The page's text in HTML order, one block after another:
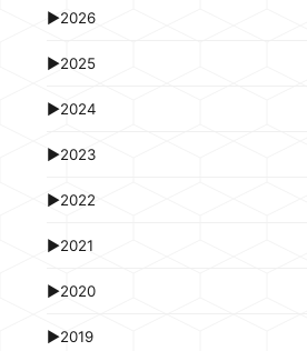
►2026
►2025
►2024
►2023
►2022
►2021
►2020
►2019